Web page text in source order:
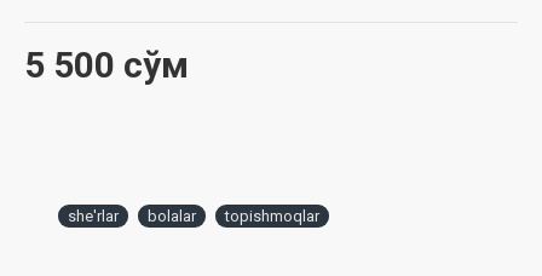
5 500 сўм
she'rlar bolalar topishmoqlar